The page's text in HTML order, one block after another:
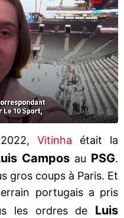
Vitinha était la
Camposau PSG.
gros coups à Paris. Et
portugais a pris
les ordres de Luis